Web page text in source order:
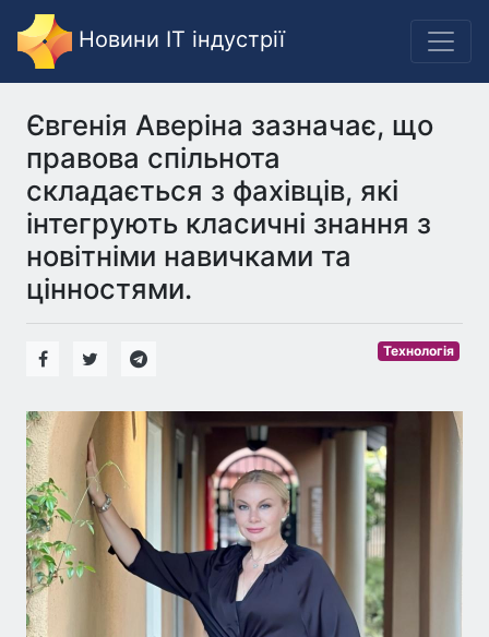
Новини IT індустрії
Євгенія Аверіна зазначає, що
правова спільнота
складається з фахівців, які
інтегрують класичні знання з
новітніми навичками та
цінностями.
Технологія